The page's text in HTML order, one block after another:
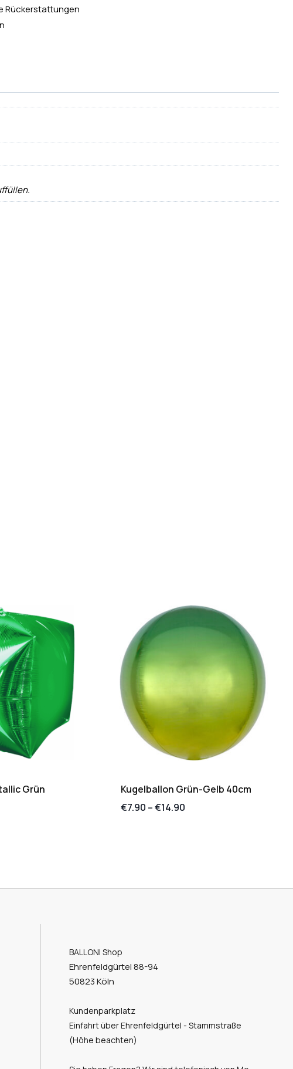
Rückerstattungen
Grün
Kugelballon Grün-Gelb 40cm
€7.90 –€14.90
BALLONI Shop
Ehrenfeldgürtel 88-94
50823 Köln
Kundenparkplatz
Einfahrt über Ehrenfeldgürtel - Stammstraße
(Höhe beachten)